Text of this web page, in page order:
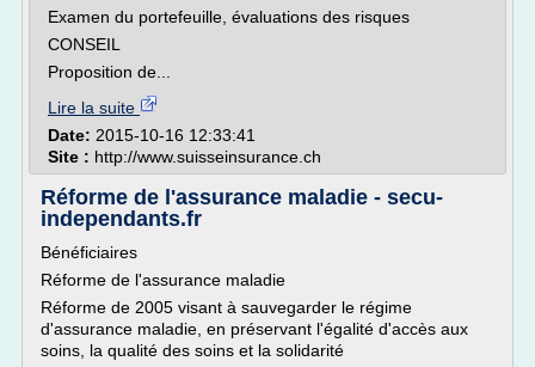
Examen du portefeuille, évaluations des risques
CONSEIL
Proposition de...
Lire la suite
Date: 2015-10-16 12:33:41
Site : http://www.suisseinsurance.ch
Réforme de l'assurance maladie - secu-
independants.fr
Bénéficiaires
Réforme de l'assurance maladie
Réforme de 2005 visant à sauvegarder le régime
d'assurance maladie, en préservant l'égalité d'accès aux
soins, la qualité des soins et la solidarité